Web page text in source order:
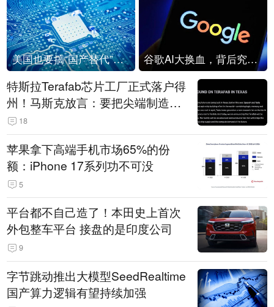
美国也要搞“国产替代”？先算清三笔账 谷歌AI大换血，背后究竟发生了什么？
特斯拉Terafab芯片工厂正式落户得
州！马斯克放言：要把尖端制造带
回美国
18
苹果拿下高端手机市场65%的份
额：iPhone 17系列功不可没
5
平台都不自己造了！本田史上首次
外包整车平台 接盘的是印度公司
9
字节跳动推出大模型SeedRealtime
国产算力逻辑有望持续加强